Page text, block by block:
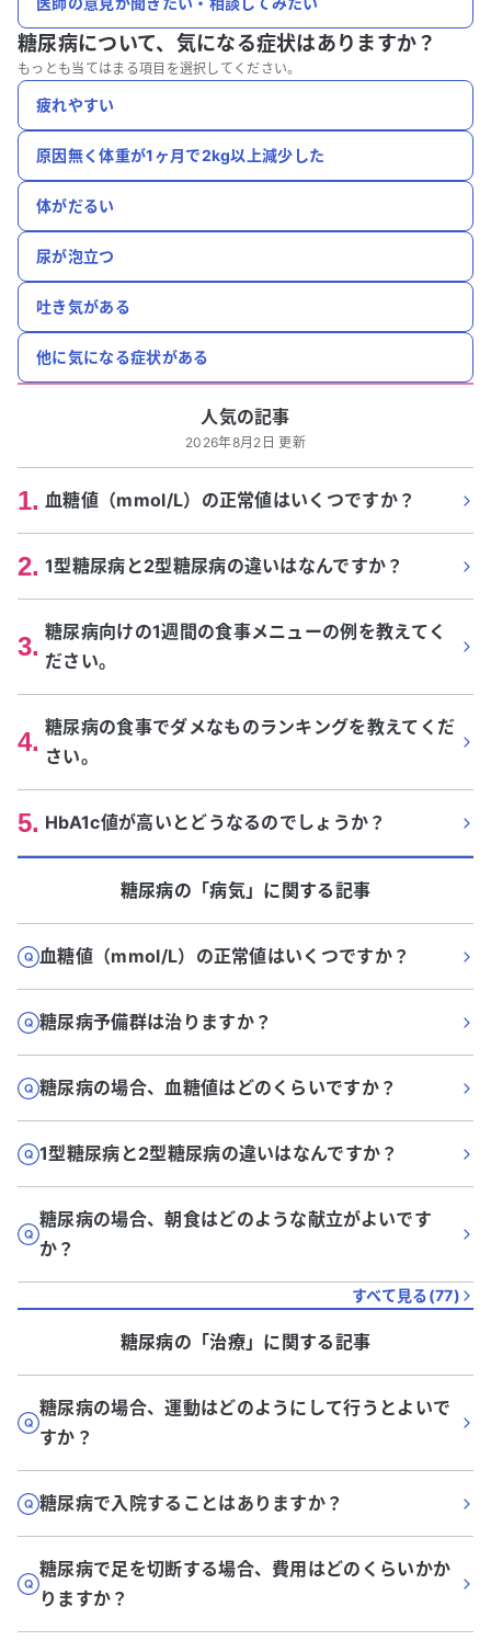
糖尿病について、 気になる症状はありますか？
もっとも当てはまる項目を選択してください。
疲れやすい
原因無く体重が1ヶ月で2kg以上減少した
体がだるい
尿が泡立つ
吐き気がある
他に気になる症状がある
人気の記事
2026年8月2日 更新
1. 血糖値（mmol/L）の正常値はいくつですか？
2. 1型糖尿病と2型糖尿病の違いはなんですか？
3. 糖尿病向けの1週間の食事メニューの例を教えてく
ださい。
4. 糖尿病の食事でダメなものランキングを教えてくだ
さい。
5. HbA1c値が高いとどうなるのでしょうか？
糖尿病の「病気」に関する記事
血糖値（mmol/L）の正常値はいくつですか？
糖尿病予備群は治りますか？
糖尿病の場合、血糖値はどのくらいですか？
1型糖尿病と2型糖尿病の違いはなんですか？
糖尿病の場合、朝食はどのような献立がよいです
か？
すべて見る(77)
糖尿病の「治療」に関する記事
糖尿病の場合、運動はどのようにして行うとよいで
すか？
糖尿病で入院することはありますか？
糖尿病で足を切断する場合、費用はどのくらいかか
りますか？